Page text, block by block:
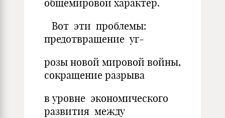
общемировой характер.
Вот эти проблемы:
предотвращение уг-
розы новой мировой войны,
сокращение разрыва
в уровне экономического
развития между